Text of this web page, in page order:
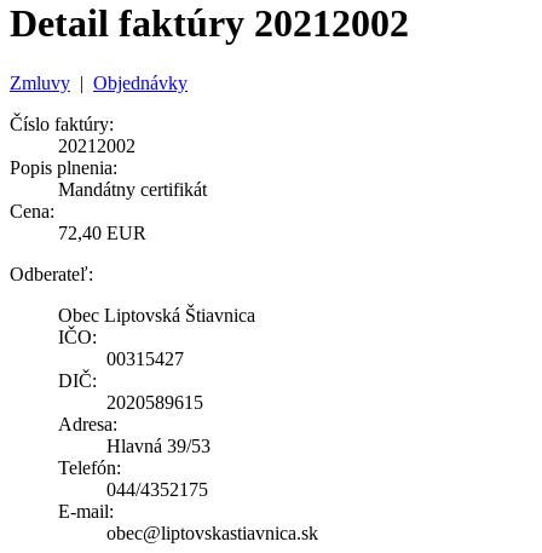
Detail faktúry 20212002
Zmluvy | Objednávky
Číslo faktúry:
20212002
Popis plnenia:
Mandátny certifikát
Cena:
72,40 EUR
Odberateľ:
Obec Liptovská Štiavnica
IČO:
00315427
DIČ:
2020589615
Adresa:
Hlavná 39/53
Telefón:
044/4352175
E-mail:
obec@liptovskastiavnica.sk